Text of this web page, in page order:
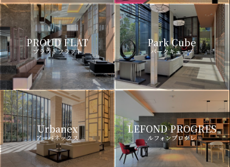
PROUD FLAT
プラウドフラット
Park Cube
パークキューブ
Urbanex
アーバネックス
LEFOND PROGRES
ルフォンプログレ